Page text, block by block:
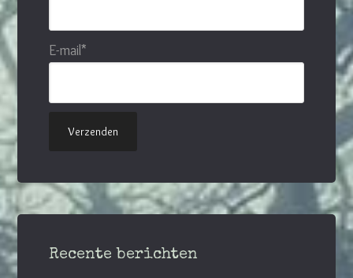
E-mail*
Recente berichten